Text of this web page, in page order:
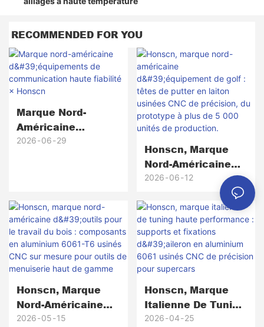
RECOMMENDED FOR YOU
Marque Nord-
Américaine
D'équipements De
2026 06 29
Honscn, Marque
Nord-Américaine
D'équipement De
Golf : Têtes De
Putter En Laiton
Usinées CNC De
Précision, Du
Prototype À Plus
De 5 000 Unités De
2026 06 12
Honscn, Marque
Nord-Américaine
D'outils Pour Le
2026 05 15
Honscn, Marque
Italienne De Tuning
Haute
2026 04 25